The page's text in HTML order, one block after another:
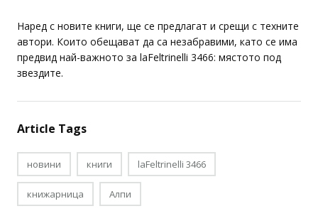
Наред с новите книги, ще се предлагат и срещи с техните
автори. Които обещават да са незабравими, като се има
предвид най-важното за laFeltrinelli 3466: мястото под
Article Tags
новини книги laFeltrinelli 3466